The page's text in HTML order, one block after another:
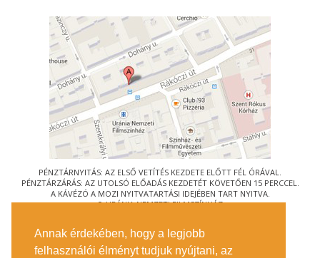
Annak érdekében, hogy a legjobb
felhasználói élményt tudjuk nyújtani, az
PÉNZTÁRNYITÁS: AZ ELSŐ VETÍTÉS KEZDETE ELŐTT FÉL ÓRÁVAL.
PÉNZTÁRZÁRÁS: AZ UTOLSÓ ELŐADÁS KEZDETÉT KÖVETŐEN 15 PERCCEL.
A KÁVÉZÓ A MOZI NYITVATARTÁSI IDEJÉBEN TART NYITVA.
© URÁNIA NEMZETI FILMSZÍNHÁZ
1088 BUDAPEST, RÁKÓCZI ÚT 21.